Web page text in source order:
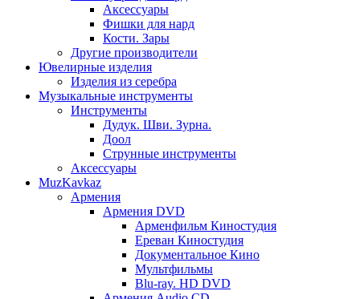
Аксессуары
Фишки для нард
Кости. Зары
Другие производители
Ювелирные изделия
Изделия из серебра
Музыкальные инструменты
Инструменты
Дудук. Шви. Зурна.
Доол
Струнные инструменты
Аксессуары
MuzKavkaz
Армения
Армения DVD
Арменфильм Киностудия
Ереван Киностудия
Документальное Кино
Мультфильмы
Blu-ray. HD DVD